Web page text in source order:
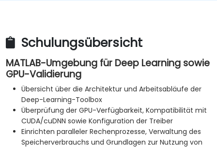
Schulungsübersicht
MATLAB-Umgebung für Deep Learning sowie
GPU-Validierung
Übersicht über die Architektur und Arbeitsabläufe der
Deep-Learning-Toolbox
Überprüfung der GPU-Verfügbarkeit, Kompatibilität mit
CUDA/cuDNN sowie Konfiguration der Treiber
Einrichten paralleler Rechenprozesse, Verwaltung des
Speicherverbrauchs und Grundlagen zur Nutzung von